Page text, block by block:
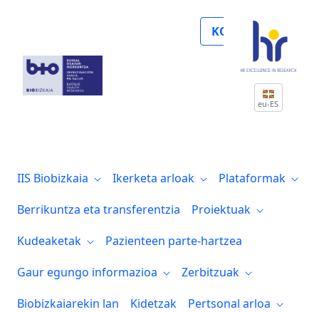
KOLABORATU
eu-ES
IIS Biobizkaia Ikerketa arloak
Plataformak
Berrikuntza eta transferentzia
Proiektuak
Kudeaketak
Pazienteen parte-hartzea
Gaur egungo informazioa
Zerbitzuak
Biobizkaiarekin lan
Kidetzak Pertsonal arloa